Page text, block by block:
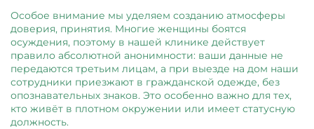
Особое внимание мы уделяем созданию атмосферы
доверия, принятия. Многие женщины боятся
осуждения, поэтому в нашей клинике действует
правило абсолютной анонимности: ваши данные не
передаются третьим лицам, а при выезде на дом наши
сотрудники приезжают в гражданской одежде, без
опознавательных знаков. Это особенно важно для тех,
кто живёт в плотном окружении или имеет статусную
должность.